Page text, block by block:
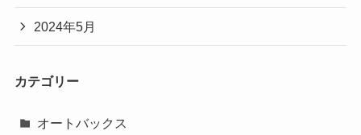
2024年5月
カテゴリー
オートバックス